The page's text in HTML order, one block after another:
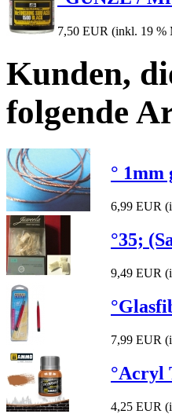
7,50 EUR (inkl. 19 %
Kunden,
folgende
° 1mm
6,99 EUR
°35;
9,49 EUR
7,99 EUR
°Acryl
4,25 EUR